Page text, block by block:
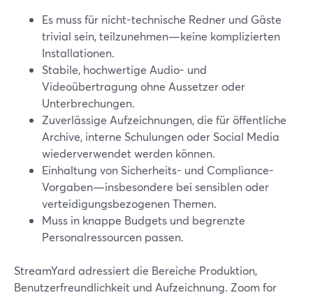
Es muss für nicht-technische Redner und Gäste
trivial sein, teilzunehmen—keine komplizierten
Installationen.
Stabile, hochwertige Audio- und
Videoübertragung ohne Aussetzer oder
Unterbrechungen.
Zuverlässige Aufzeichnungen, die für öffentliche
Archive, interne Schulungen oder Social Media
wiederverwendet werden können.
Einhaltung von Sicherheits- und Compliance-
Vorgaben—insbesondere bei sensiblen oder
verteidigungsbezogenen Themen.
Muss in knappe Budgets und begrenzte
Personalressourcen passen.
StreamYard adressiert die Bereiche Produktion,
Benutzerfreundlichkeit und Aufzeichnung. Zoom for